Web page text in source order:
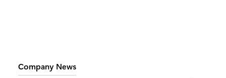
ประเภท:
Company News